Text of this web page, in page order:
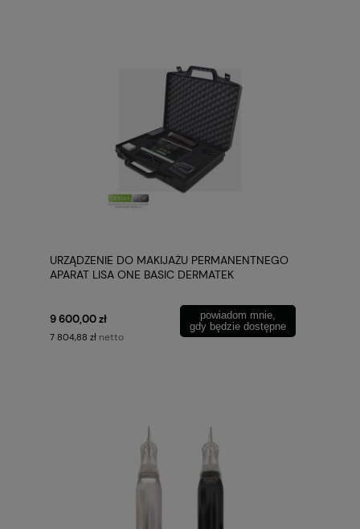
URZĄDZENIE DO MAKIJAŻU PERMANENTNEGO
APARAT LISA ONE BASIC DERMATEK
9 600,00 zł
7 804,88 zł netto
powiadom mnie,
gdy będzie dostępne